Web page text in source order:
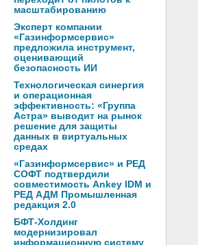
масштабированию
Эксперт компании
«Газинформсервис»
предложила инструмент,
оценивающий
безопасность ИИ
Технологическая синергия
и операционная
эффективность: «Группа
Астра» выводит на рынок
решение для защиты
данных в виртуальных
средах
«Газинформсервис» и РЕД
СОФТ подтвердили
совместимость Ankey IDM и
РЕД АДМ Промышленная
редакция 2.0
БФТ-Холдинг
модернизировал
информационную систему